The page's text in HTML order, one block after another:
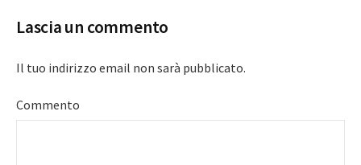
Lascia un commento
Il tuo indirizzo email non sarà pubblicato.
Commento